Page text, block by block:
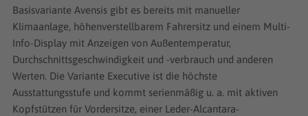
Basisvariante Avensis gibt es bereits mit manueller
Klimaanlage, höhenverstellbarem Fahrersitz und einem Multi-
Info-Display mit Anzeigen von Außentemperatur,
Durchschnittsgeschwindigkeit und -verbrauch und anderen
Werten. Die Variante Executive ist die höchste
Ausstattungsstufe und kommt serienmäßig u. a. mit aktiven
Kopfstützen für Vordersitze, einer Leder-Alcantara-